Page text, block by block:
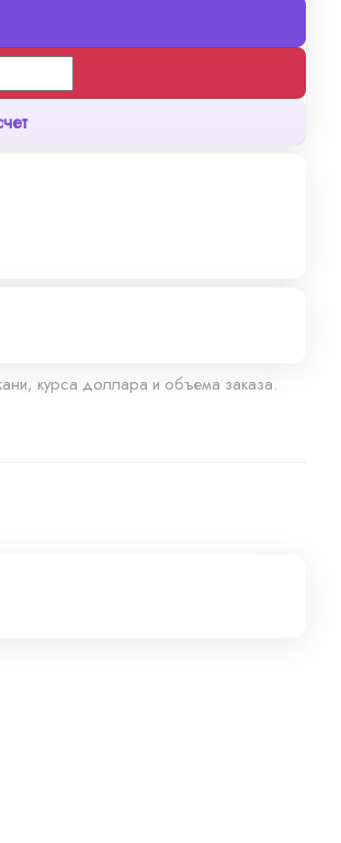
курса доллара и объема заказа.